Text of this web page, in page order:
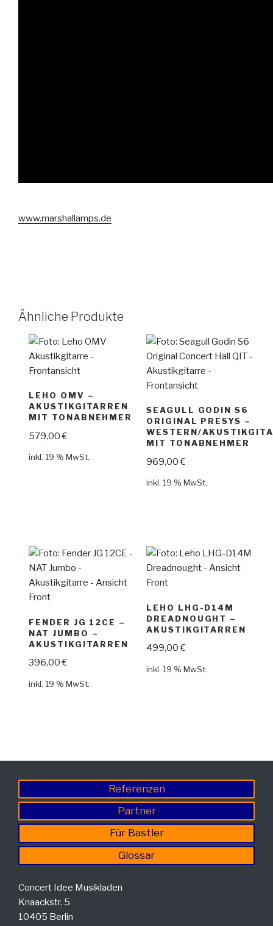
www.marshallamps.de
Ähnliche Produkte
LEHO OMV –
AKUSTIKGITARREN
MIT TONABNEHMER
579,00€
inkl. 19 % MwSt.
SEAGULL GODIN S6
ORIGINAL PRESYS –
WESTERN/
MIT TONABNEHMER
969,00€
inkl. 19 % MwSt.
FENDER JG 12CE –
NAT JUMBO –
AKUSTIKGITARREN
396,00€
inkl. 19 % MwSt.
LEHO LHG-D14M
DREADNOUGHT –
AKUSTIKGITARREN
499,00€
inkl. 19 % MwSt.
Referenzen
Partner
Für Bastler
Glossar
Concert Idee Musikladen
Knaackstr. 5
10405 Berlin